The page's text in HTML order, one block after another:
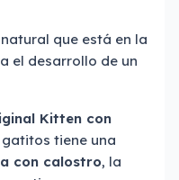
que está en la
el desarrollo de un
Kitten con
tiene una
con calostro, la